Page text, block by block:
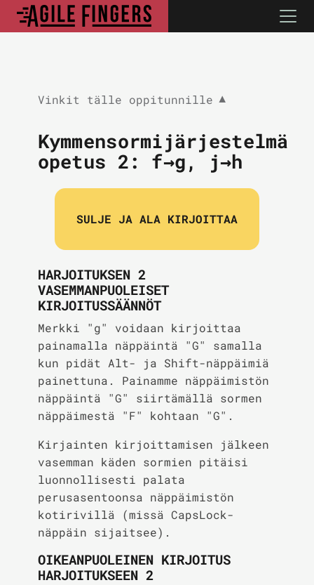
Vinkit tälle oppitunnille ▼
Kymmensormijärjestelmä
opetus 2: f→g, j→h
SULJE JA ALA KIRJOITTAA
HARJOITUKSEN 2
VASEMMANPUOLEISET
KIRJOITUSSÄÄNNÖT
Merkki "g" voidaan kirjoittaa
painamalla näppäintä "G" samalla
kun pidät Alt- ja Shift-näppäimiä
painettuna. Painamme näppäimistön
näppäintä "G" siirtämällä sormen
näppäimestä "F" kohtaan "G".
Kirjainten kirjoittamisen jälkeen
vasemman käden sormien pitäisi
luonnollisesti palata
perusasentoonsa näppäimistön
kotirivillä (missä CapsLock-
näppäin sijaitsee).
OIKEANPUOLEINEN KIRJOITUS
HARJOITUKSEEN 2